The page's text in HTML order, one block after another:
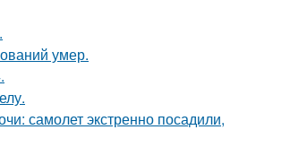
умер.
самолет экстренно посадили,